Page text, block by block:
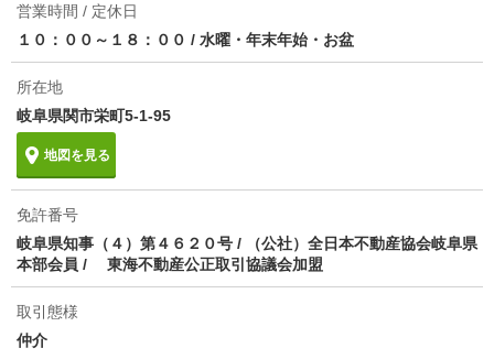
合計6.21万円（内訳：クリーニング代（退去時払い）
5万円 電池交換及び設定費用1.21万円）
その他諸費用
月額1100円
情報更新日
次回更新予定日
営業時間 / 定休日
１０：００～１８：００ / 水曜・年末年始・お盆
所在地
岐阜県関市栄町5-1-95
地図を見る
免許番号
岐阜県知事（４）第４６２０号 / （公社）全日本不動産協会岐阜県
本部会員 / 東海不動産公正取引協議会加盟
取引態様
仲介